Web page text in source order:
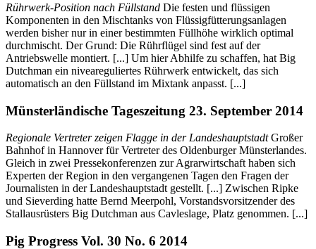
Rührwerk-Position nach Füllstand Die festen und flüssigen
Komponenten in den Mischtanks von Flüssigfütterungsanlagen
werden bisher nur in einer bestimmten Füllhöhe wirklich optimal
durchmischt. Der Grund: Die Rührflügel sind fest auf der
Antriebswelle montiert. [...] Um hier Abhilfe zu schaffen, hat Big
Dutchman ein niveareguliertes Rührwerk entwickelt, das sich
automatisch an den Füllstand im Mixtank anpasst. [...]
Münsterländische Tageszeitung 23. September 2014
Regionale Vertreter zeigen Flagge in der LandeshauptstadtGroßer
Bahnhof in Hannover für Vertreter des Oldenburger Münsterlandes.
Gleich in zwei Pressekonferenzen zur Agrarwirtschaft haben sich
Experten der Region in den vergangenen Tagen den Fragen der
Journalisten in der Landeshauptstadt gestellt. [...] Zwischen Ripke
und Sieverding hatte Bernd Meerpohl, Vorstandsvorsitzender des
Stallausrüsters Big Dutchman aus Cavleslage, Platz genommen. [...]
Pig Progress Vol. 30 No. 6 2014